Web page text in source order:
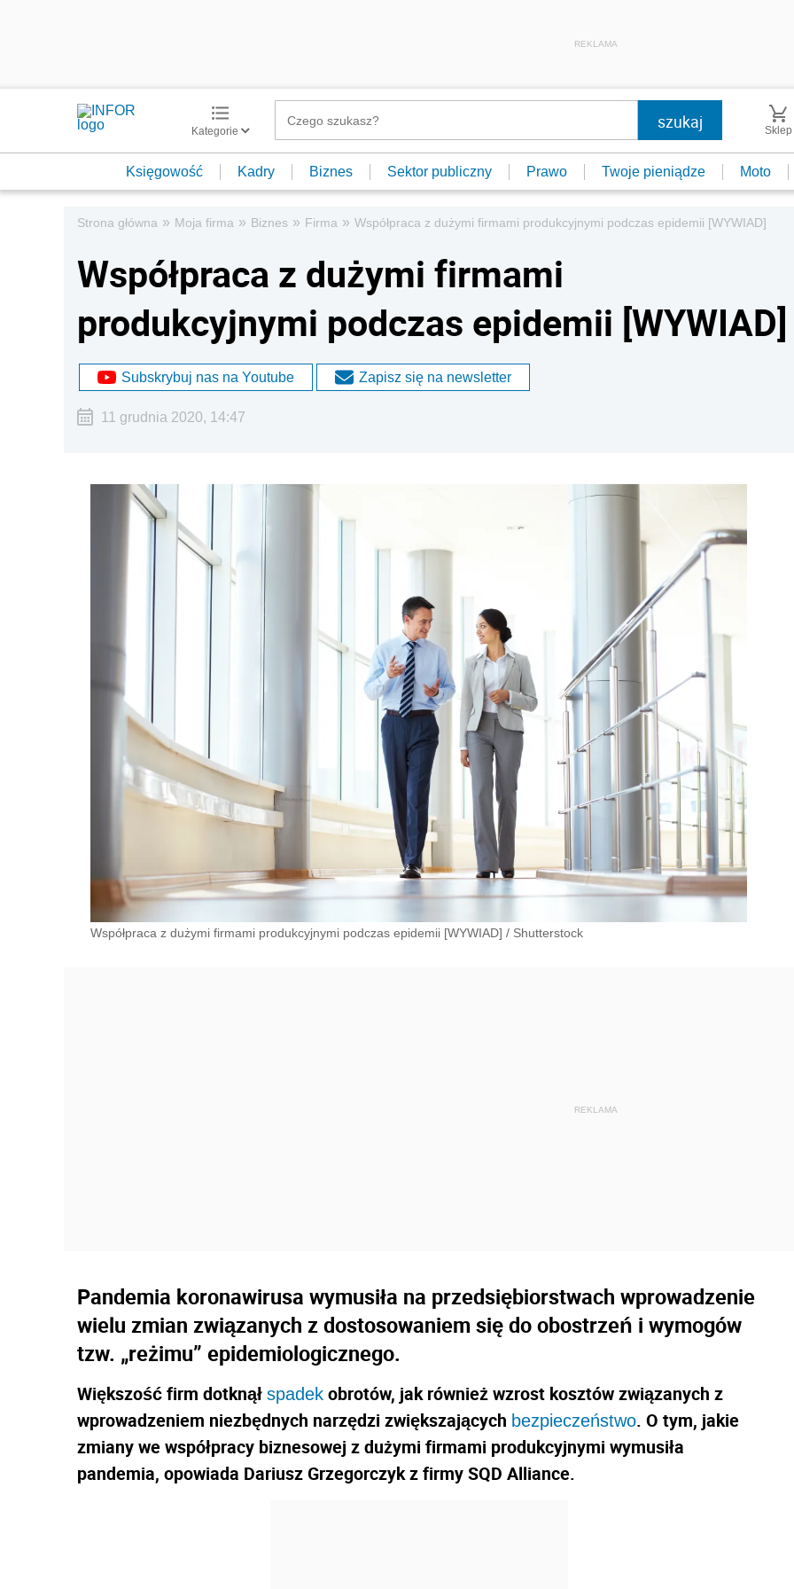
REKLAMA
Kategorie Sklep
Księgowość Kadry Biznes Sektor publiczny Prawo Twoje pieniądze Moto
Strona główna » Moja firma » Biznes » Firma » Współpraca z dużymi firmami produkcyjnymi podczas epidemii [WYWIAD]
Współpraca z dużymi firmami
produkcyjnymi podczas epidemii [WYWIAD]
Subskrybuj nas na Youtube Zapisz się na newsletter
11 grudnia 2020, 14:47
Współpraca z dużymi firmami produkcyjnymi podczas epidemii [WYWIAD] / Shutterstock
Pandemia koronawirusa wymusiła na przedsiębiorstwach wprowadzenie
wielu zmian związanych z dostosowaniem się do obostrzeń i wymogów
tzw. „reżimu” epidemiologicznego.
Większość firm dotknął spadek obrotów, jak również wzrost kosztów związanych z
wprowadzeniem niezbędnych narzędzi zwiększających bezpieczeństwo. O tym, jakie
zmiany we współpracy biznesowej z dużymi firmami produkcyjnymi wymusiła
pandemia, opowiada Dariusz Grzegorczyk z firmy SQD Alliance.